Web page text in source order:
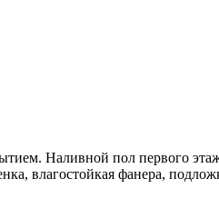
Наливной пол первого
влагостойкая фанера,